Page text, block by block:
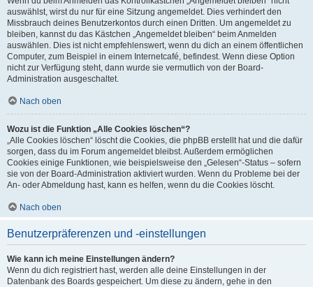
auswählst, wirst du nur für eine Sitzung angemeldet. Dies verhindert den
Missbrauch deines Benutzerkontos durch einen Dritten. Um angemeldet zu
bleiben, kannst du das Kästchen „Angemeldet bleiben“ beim Anmelden
auswählen. Dies ist nicht empfehlenswert, wenn du dich an einem öffentlichen
Computer, zum Beispiel in einem Internetcafé, befindest. Wenn diese Option
nicht zur Verfügung steht, dann wurde sie vermutlich von der Board-
Administration ausgeschaltet.
Nach oben
Wozu ist die Funktion „Alle Cookies löschen“?
„Alle Cookies löschen“ löscht die Cookies, die phpBB erstellt hat und die dafür
sorgen, dass du im Forum angemeldet bleibst. Außerdem ermöglichen
Cookies einige Funktionen, wie beispielsweise den „Gelesen“-Status – sofern
sie von der Board-Administration aktiviert wurden. Wenn du Probleme bei der
An- oder Abmeldung hast, kann es helfen, wenn du die Cookies löscht.
Nach oben
Benutzerpräferenzen und -einstellungen
Wie kann ich meine Einstellungen ändern?
Wenn du dich registriert hast, werden alle deine Einstellungen in der
Datenbank des Boards gespeichert. Um diese zu ändern, gehe in den